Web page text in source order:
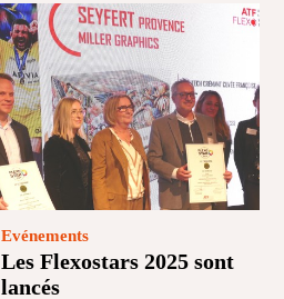
Les Flexostars 2025 sont
lancés
Evénements